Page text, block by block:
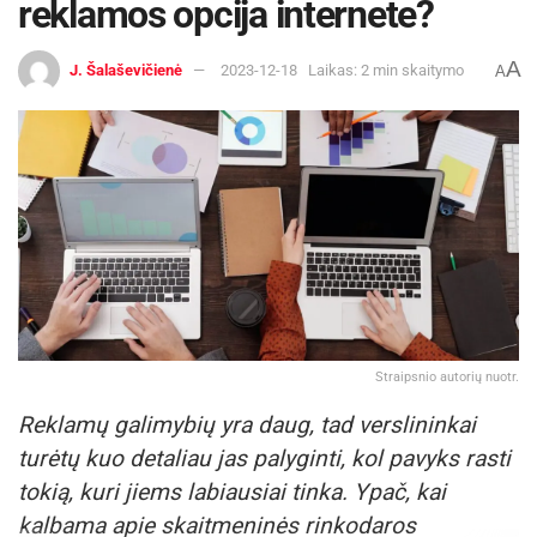
reklamos opcija internete?
J. Šalaševičienė 2023-12-18 Laikas: 2 min skaitymo AA
Straipsnio autorių nuotr.
Reklamų galimybių yra daug, tad verslininkai
turėtų kuo detaliau jas palyginti, kol pavyks rasti
tokią, kuri jiems labiausiai tinka. Ypač, kai
kalbama apie skaitmeninės rinkodaros